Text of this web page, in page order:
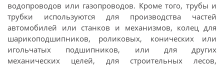
водопроводов или газопроводов. Кроме того, трубы и
трубки используются для производства частей
автомобилей или станков и механизмов, колец для
шарикоподшипников, роликовых, конических или
игольчатых подшипников, или для других
механических целей, для строительных лесов,